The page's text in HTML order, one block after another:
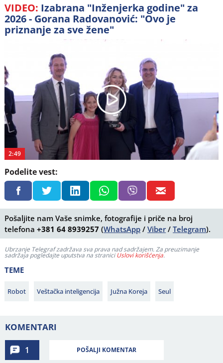
VIDEO: Izabrana "Inženjerka godine" za
2026 - Gorana Radovanović: "Ovo je
priznanje za sve žene"
Play
Video
2:49
Podelite vest:
Pošaljite nam Vaše snimke, fotografije i priče na broj
telefona+381 64 8939257 (WhatsApp /Viber/Telegram).
Ubrzanje Telegraf zadržava sva prava nad sadržajem. Za preuzimanje
sadržaja pogledajte uputstva na straniciUslovi korišćenja.
TEME
Robot Veštačka inteligencija Južna Koreja Seul
KOMENTARI
1 POŠALJI KOMENTAR